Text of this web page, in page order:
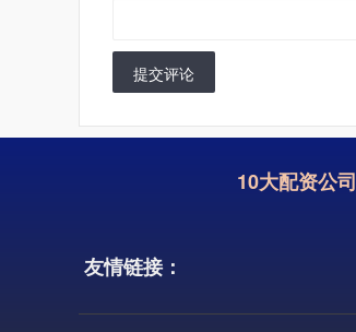
提交评论
10大配资公司
友情链接：